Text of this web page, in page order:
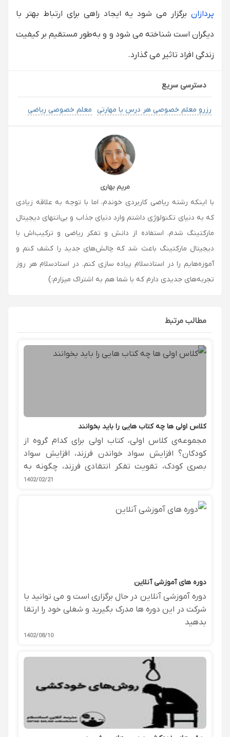
پردازان برگزار می شود یه ایجاد راهی برای ارتباط بهتر با
دیگران است شناخته می شود و و به‌طور مستقیم بر کیفیت
زندگی افراد تاثیر می گذارد.
دسترسی سریع
رزرو معلم خصوصی هر درس یا مهارتی معلم خصوصی ریاضی
مریم بهاری
با اینکه رشته ریاضی کاربردی خوندم، اما با توجه به علاقه زیادی
که به دنیای تکنولوژی داشتم وارد دنیای جذاب و بی‌انتهای دیجیتال
مارکتینگ شدم. استفاده از دانش و تفکر ریاضی و ترکیب‌اش با
دیجیتال مارکتینگ باعث شد که چالش‌های جدید را کشف کنم و
آموزه‌هایم را در استادسلام پیاده سازی کنم. در استادسلام هر روز
تجربه‌های جدیدی دارم که با شما هم به اشتراک میزارم:)
مطالب مرتبط
کلاس اولی ها چه کتاب هایی را باید بخوانند
مجموعه‌ی کلاس اولی، کتاب اولی برای کدام گروه از
کودکان؟ افزایش سواد خواندن فرزند، افزایش سواد
بصری کودک، تقویت تفکر انتقادی فرزند، چگونه به
1402/02/21
دوره های آموزشی آنلاین
دوره آموزشی آنلاین در حال برگزاری است و می توانید با
شرکت در این دوره ها مدرک بگیرید و شغلی خود را ارتقا
بدهید
1402/08/10